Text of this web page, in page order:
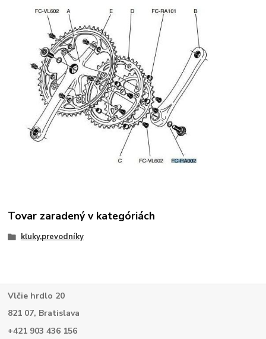
Tovar zaradený v kategóriách
kľuky,prevodníky
Vlčie hrdlo 20
821 07, Bratislava
+421 903 436 156